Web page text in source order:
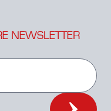
NEWSLETTER